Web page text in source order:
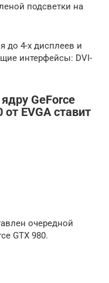
подсветки на
до 4-х дисплеев и
интерфейсы: DVI-
GeForce
EVGA ставит
очередной
GTX 980.